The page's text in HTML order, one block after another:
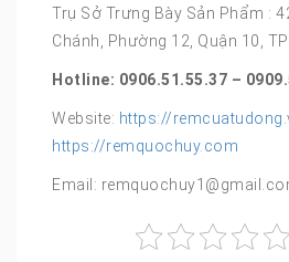
Trụ Sở Trưng Bày Sản Phẩm :
Chánh, Phường 12, Quận 10, TP
Hotline: 0906.51.55.37 –
Website: https://
https://remquochuy.com
Email: